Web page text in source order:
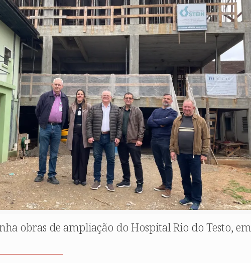
obras de ampliação do Hospital Rio do Testo, em